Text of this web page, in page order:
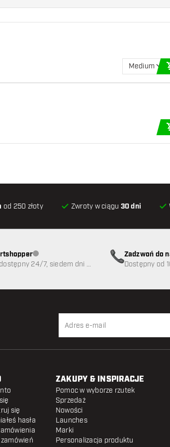
Medium
od 250 złoty Zwroty w ciągu 30 dni
Obsługa klienta niedostępna
24/7, siedem dni w
Zadzwoń do
89
Dostępny od
się
hasła
ZAKUPY & INSPIRACJE
Pomoc w wyborze rzutek
Sprzedaż
Nowości
Launches
Marki
Personalizacja produktu